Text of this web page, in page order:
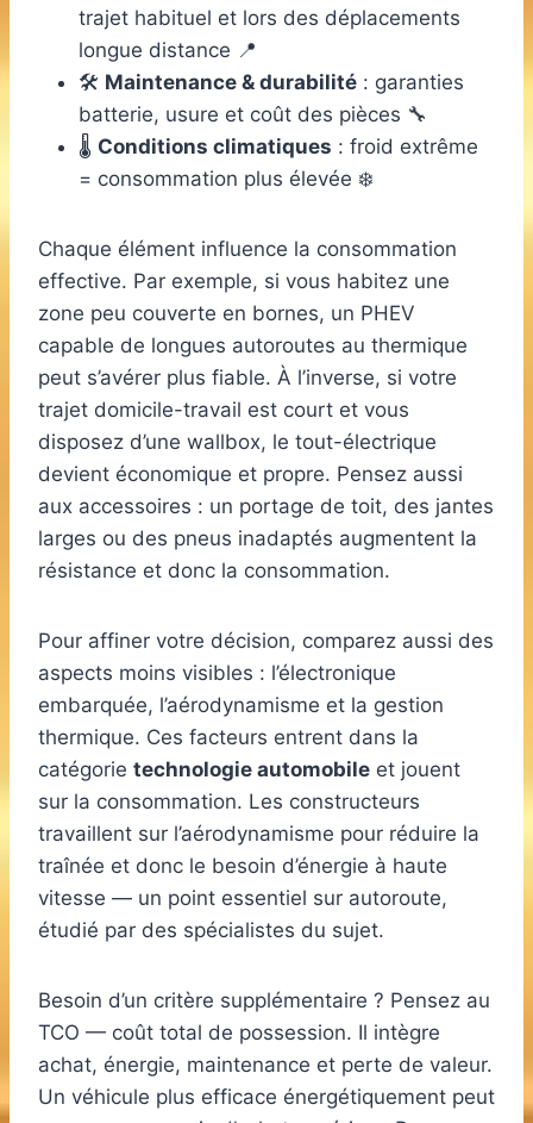
trajet habituel et lors des déplacements
longue distance 📍
🛠️ Maintenance & durabilité : garanties
batterie, usure et coût des pièces 🔧
🌡️ Conditions climatiques : froid extrême
= consommation plus élevée ❄️
Chaque élément influence la consommation
effective. Par exemple, si vous habitez une
zone peu couverte en bornes, un PHEV
capable de longues autoroutes au thermique
peut s’avérer plus fiable. À l’inverse, si votre
trajet domicile-travail est court et vous
disposez d’une wallbox, le tout-électrique
devient économique et propre. Pensez aussi
aux accessoires : un portage de toit, des jantes
larges ou des pneus inadaptés augmentent la
résistance et donc la consommation.
Pour affiner votre décision, comparez aussi des
aspects moins visibles : l’électronique
embarquée, l’aérodynamisme et la gestion
thermique. Ces facteurs entrent dans la
catégorie technologie automobile et jouent
sur la consommation. Les constructeurs
travaillent sur l’aérodynamisme pour réduire la
traînée et donc le besoin d’énergie à haute
vitesse — un point essentiel sur autoroute,
étudié par des spécialistes du sujet.
Besoin d’un critère supplémentaire ? Pensez au
TCO — coût total de possession. Il intègre
achat, énergie, maintenance et perte de valeur.
Un véhicule plus efficace énergétiquement peut